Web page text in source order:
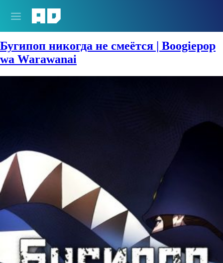
Жанры:
Бугипоп никогда не смеётся | Boogiepop
wa Warawanai